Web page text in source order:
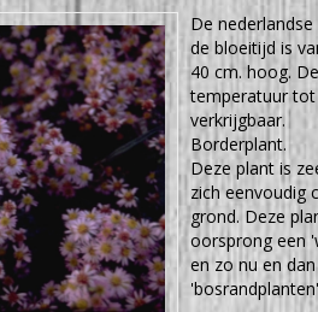
De
de bloeitijd is
40 cm. hoog.
temperatuur tot
verkrijgbaar.
Borderplant.
Deze plant is
zich eenvoudig
grond. Deze
oorsprong een
en zo nu en